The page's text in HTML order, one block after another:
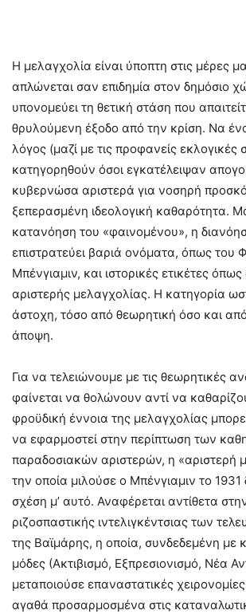
Η μελαγχολία είναι ύποπτη στις μέρες
απλώνεται σαν επιδημία στον δημόσιο
υπονομεύει τη θετική στάση που
θρυλούμενη έξοδο από την κρίση. Να
λόγος (μαζί με τις προφανείς εκλογικές
κατηγορηθούν όσοι εγκατέλειψαν
κυβερνώσα αριστερά για νοσηρή
ξεπερασμένη ιδεολογική καθαρότητα.
κατανόηση του «φαινομένου», η
επιστρατεύει βαριά ονόματα, όπως του
Μπένγιαμιν, και ιστορικές ετικέτες
αριστερής μελαγχολίας. Η κατηγορία
άστοχη, τόσο από θεωρητική όσο και
άποψη.
Για να τελειώνουμε με τις θεωρητικές
φαίνεται να θολώνουν αντί να
φροϋδική έννοια της μελαγχολίας
να εφαρμοστεί στην περίπτωση των
παραδοσιακών αριστερών, η «αριστερή
την οποία μιλούσε ο Μπένγιαμιν το 1931
σχέση μ’ αυτό. Αναφέρεται αντίθετα
ριζοσπαστικής ιντελιγκέντσιας των
της Βαϊμάρης, η οποία, συνδεδεμένη με
μόδες (Ακτιβισμό, Εξπρεσιονισμό, Νέα
μεταποιούσε επαναστατικές χειρονομίες
αγαθά προσαρμοσμένα στις